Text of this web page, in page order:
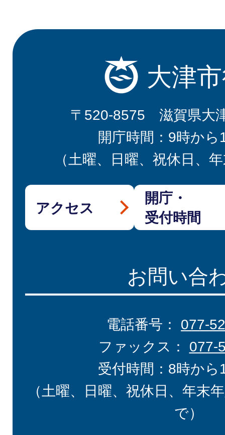
大津
〒520-8575 滋賀県大
開庁時間：9時から
（土曜、日曜、祝休日、
アクセス
開庁・
受付時間
お問い合
電話番号： 077-
ファックス： 077-
受付時間：8時から
（土曜、日曜、祝休日、年末
で）